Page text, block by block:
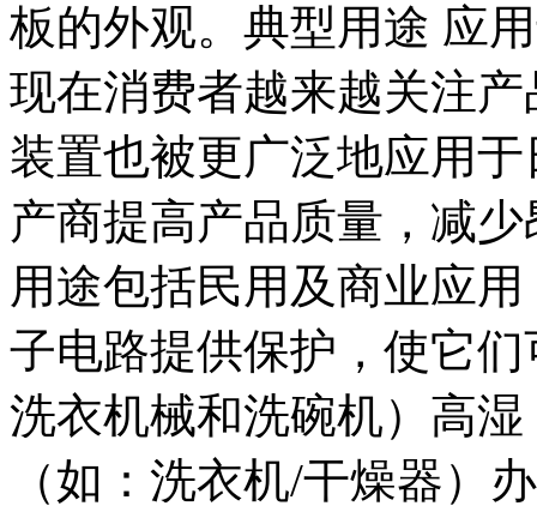
板的外观。典型用途 应
现在消费者越来越关注
装置也被更广泛地应用
产商提高产品质量，减
用途包括民用及商业应
子电路提供保护，使它
洗衣机械和洗碗机）高
（如：洗衣机/干燥器）